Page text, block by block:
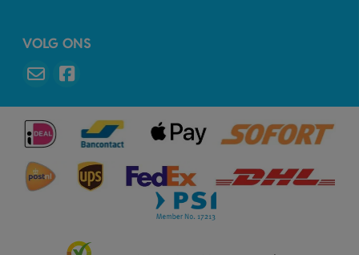
VOLG ONS